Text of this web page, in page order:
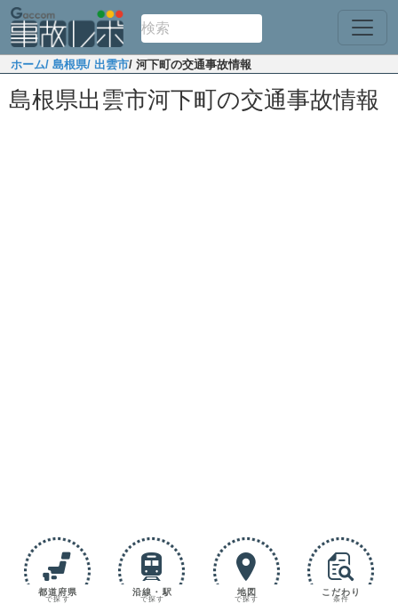
ホーム/ 島根県/ 出雲市/ 河下町の交通事故情報
島根県出雲市河下町の交通事故情報
都道府県
で探す
沿線・駅
で探す
地図
で探す
こだわり
条件